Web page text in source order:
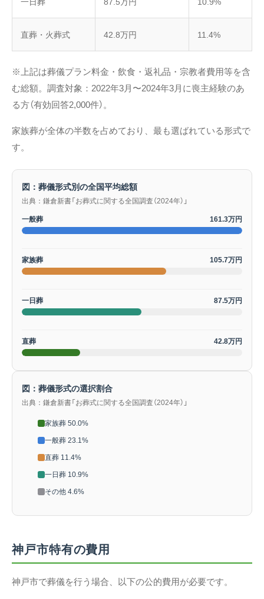
直葬・火葬式 42.8万円 11.4%
※上記は葬儀プラン料金・飲食・返礼品・宗教者費用等を含
む総額。調査対象：2022年3月〜2024年3月に喪主経験のあ
る方（有効回答2,000件）。
家族葬が全体の半数を占めており、最も選ばれている形式で
す。
図：葬儀形式別の全国平均総額
出典：鎌倉新書「お葬式に関する全国調査（2024年）」
一般葬
161.3万円
家族葬 105.7万円
一日葬 87.5万円
直葬 42.8万円
図：葬儀形式の選択割合
出典：鎌倉新書「お葬式に関する全国調査（2024年）」
家族葬 50.0%
一般葬 23.1%
直葬 11.4%
一日葬 10.9%
その他 4.6%
神戸市特有の費用
神戸市で葬儀を行う場合、以下の公的費用が必要です。